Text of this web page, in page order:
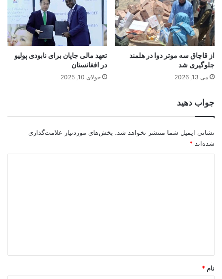
از قاچاق سه موتر دوا در هلمند
جلوگیری شد
می 13, 2026
تعهد مالی جاپان برای نابودی پولیو
در افغانستان
جولای 10, 2025
جواب دهید
نشانی ایمیل شما منتشر نخواهد شد. بخش‌های موردنیاز علامت‌گذاری
شده‌اند *
نام *